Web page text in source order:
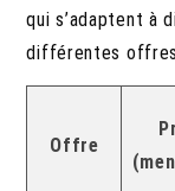
qui s’adaptent à
différentes
Offre